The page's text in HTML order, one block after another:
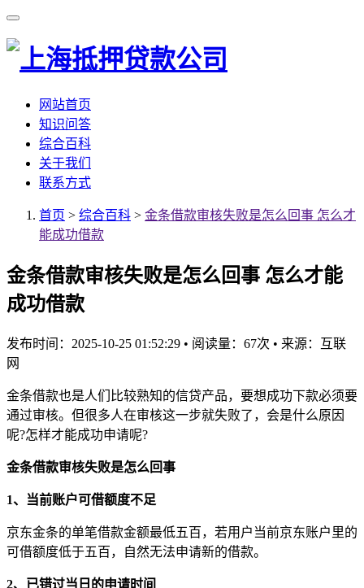
网站首页
知识问答
综合百科
关于我们
联系方式
首页 > 综合百科 > 金条借款审核失败是怎么回事 怎么才
能成功借款
金条借款审核失败是怎么回事 怎么才能
成功借款
发布时间：2025-10-25 01:52:29 • 阅读量：67次 • 来源：互联
网
金条借款也是人们比较熟知的信贷产品，要想成功下款必须要
通过审核。但很多人在审核这一步就失败了，会是什么原因
呢?怎样才能成功申请呢?
金条借款审核失败是怎么回事
1、当前账户可借额度不足
京东金条的单笔借款金额最低五百，若用户当前京东账户里的
可借额度低于五百，自然无法申请新的借款。
2、已错过当日的申请时间